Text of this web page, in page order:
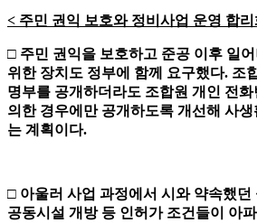
< 주민 권익 보호와 정비사업 운영 합리
□ 주민 권익을 보호하고 준공 이후 일
위한 장치도 정부에 함께 요구했다. 조
명부를 공개하더라도 조합원 개인 전
의한 경우에만 공개하도록 개선해 사
는 계획이다.
□ 아울러 사업 과정에서 시와 약속했던
공동시설 개방 등 인허가 조건들이 아